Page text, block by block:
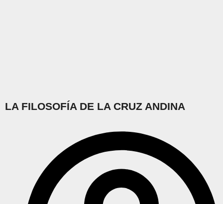
LA FILOSOFÍA DE LA CRUZ ANDINA